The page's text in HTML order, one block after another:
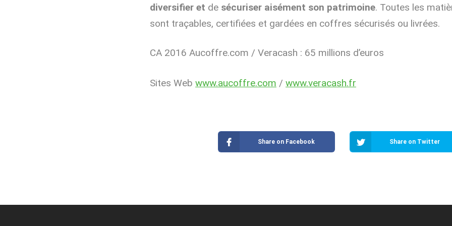
diversifier et de sécuriser aisément son patrimoine. Toutes les
sont traçables, certifiées et gardées en coffres sécurisés ou livrées.
CA 2016 Aucoffre.com / Veracash : 65 millions d’euros
Sites Web www.aucoffre.com / www.veracash.fr
Share on Facebook Share on Twitter